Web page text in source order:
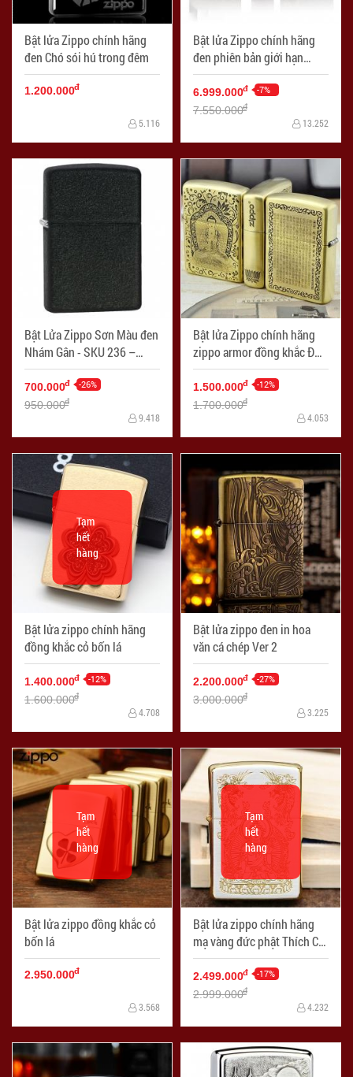
Bật lửa Zippo chính hãng
đen Chó sói hú trong đêm
1.200.000đ
5.116
Bật lửa Zippo chính hãng
đen phiên bản giới hạn
Harley Davidson
6.999.000đ -7%
7.550.000đ
13.252
Bật Lửa Zippo Sơn Màu đen
Nhám Gân - SKU 236 –
Zippo Black Crackle
700.000đ -26%
950.000đ
9.418
Bật lửa Zippo chính hãng
zippo armor đồng khắc Đức
phật
1.500.000đ -12%
1.700.000đ
4.053
Bật lửa zippo chính hãng
đồng khắc cỏ bốn lá
Tạm
hết
hàng
1.400.000đ -12%
1.600.000đ
4.708
Bật lửa zippo đen in hoa
văn cá chép Ver 2
2.200.000đ -27%
3.000.000đ
3.225
Bật lửa zippo đồng khắc cỏ
bốn lá
Tạm
hết
hàng
2.950.000đ
3.568
Bật lửa zippo chính hãng
mạ vàng đức phật Thích Ca
Mâu Ni Ver 1
Tạm
hết
hàng
2.499.000đ -17%
2.999.000đ
4.232